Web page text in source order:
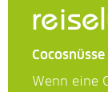
Wenn eine